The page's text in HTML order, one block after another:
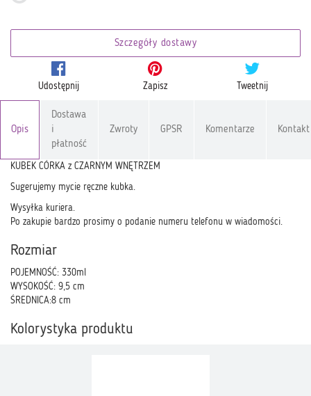
Szczegóły dostawy
Udostępnij Zapisz Tweetnij
Opis
Dostawa
i
płatność
Zwroty GPSR Komentarze Kontakt
KUBEK CÓRKA z CZARNYM WNĘTRZEM
Sugerujemy mycie ręczne kubka.
Wysyłka kuriera.
Po zakupie bardzo prosimy o podanie numeru telefonu w wiadomości.
Rozmiar
POJEMNOŚĆ: 330ml
WYSOKOŚĆ: 9,5 cm
ŚREDNICA:8 cm
Kolorystyka produktu